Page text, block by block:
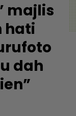
majlis
hati
dah